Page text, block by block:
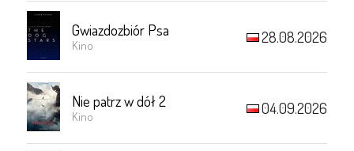
Gwiazdozbiór Psa
Kino 28.08.2026
Nie patrz w dół 2
Kino 04.09.2026